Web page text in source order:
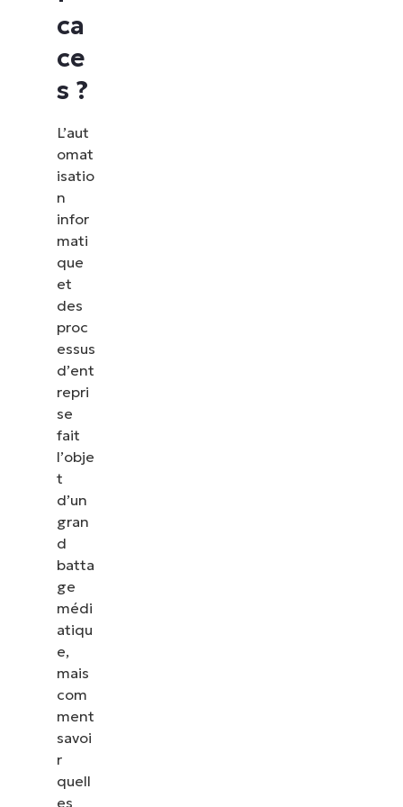
ca
ce
s ?
L’aut
omat
isatio
n
infor
mati
que
et
des
proc
essus
d’ent
repri
se
fait
l’obje
t
d’un
gran
d
batta
ge
médi
atiqu
e,
mais
com
ment
savoi
r
quell
es
Voir NinjaOne en action
Parcourez nos démonstrations à la demande pour
découvrir comment NinjaOne simplifie les tâches